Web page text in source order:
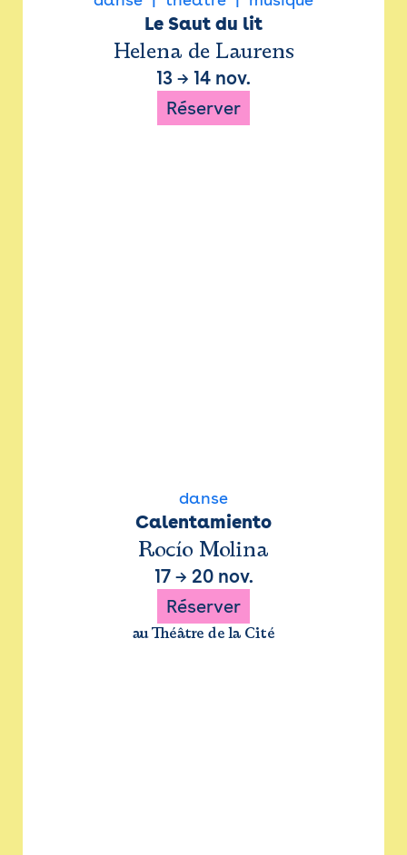
Le Saut du lit
Helena de Laurens
13 → 14 nov.
Réserver
danse
Calentamiento
Rocío Molina
17→ 20 nov.
Réserver
au Théâtre de la Cité